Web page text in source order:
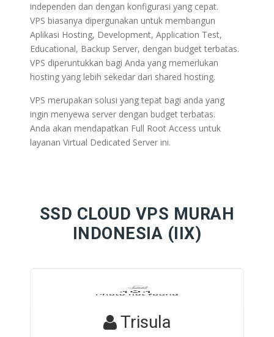
independen dan dengan konfigurasi yang cepat.
VPS biasanya dipergunakan untuk membangun
Aplikasi Hosting, Development, Application Test,
Educational, Backup Server, dengan budget terbatas.
VPS diperuntukkan bagi Anda yang memerlukan
hosting yang lebih sekedar dari shared hosting.
VPS merupakan solusi yang tepat bagi anda yang
ingin menyewa server dengan budget terbatas.
Anda akan mendapatkan Full Root Access untuk
layanan Virtual Dedicated Server ini.
SSD CLOUD VPS MURAH
INDONESIA (IIX)
Trisula